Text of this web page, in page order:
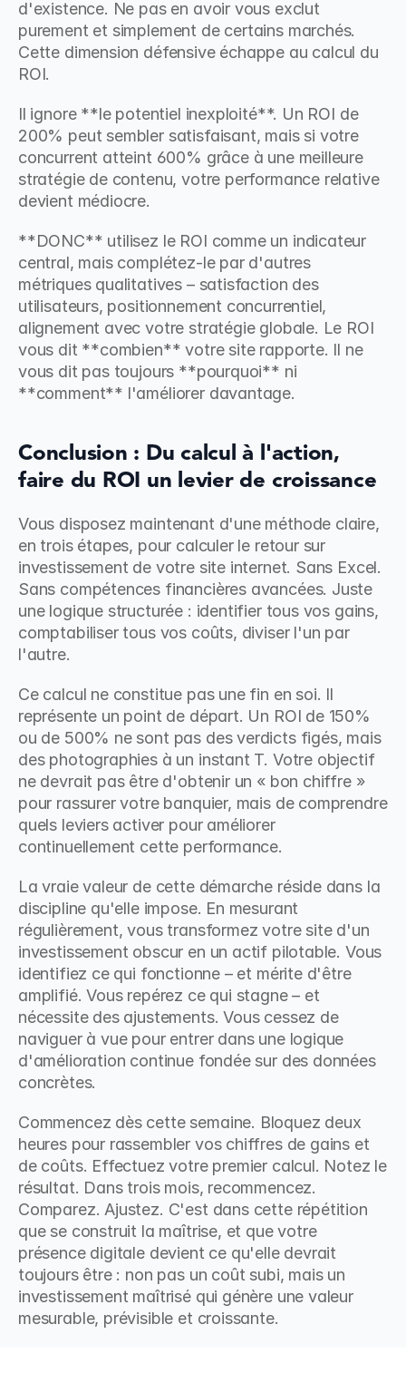
d'existence. Ne pas en avoir vous exclut
purement et simplement de certains marchés.
Cette dimension défensive échappe au calcul du
ROI.
Il ignore **le potentiel inexploité**. Un ROI de
200% peut sembler satisfaisant, mais si votre
concurrent atteint 600% grâce à une meilleure
stratégie de contenu, votre performance relative
devient médiocre.
**DONC** utilisez le ROI comme un indicateur
central, mais complétez-le par d'autres
métriques qualitatives – satisfaction des
utilisateurs, positionnement concurrentiel,
alignement avec votre stratégie globale. Le ROI
vous dit **combien** votre site rapporte. Il ne
vous dit pas toujours **pourquoi** ni
**comment** l'améliorer davantage.
Conclusion : Du calcul à l'action,
faire du ROI un levier de croissance
Vous disposez maintenant d'une méthode claire,
en trois étapes, pour calculer le retour sur
investissement de votre site internet. Sans Excel.
Sans compétences financières avancées. Juste
une logique structurée : identifier tous vos gains,
comptabiliser tous vos coûts, diviser l'un par
l'autre.
Ce calcul ne constitue pas une fin en soi. Il
représente un point de départ. Un ROI de 150%
ou de 500% ne sont pas des verdicts figés, mais
des photographies à un instant T. Votre objectif
ne devrait pas être d'obtenir un « bon chiffre »
pour rassurer votre banquier, mais de comprendre
quels leviers activer pour améliorer
continuellement cette performance.
La vraie valeur de cette démarche réside dans la
discipline qu'elle impose. En mesurant
régulièrement, vous transformez votre site d'un
investissement obscur en un actif pilotable. Vous
identifiez ce qui fonctionne – et mérite d'être
amplifié. Vous repérez ce qui stagne – et
nécessite des ajustements. Vous cessez de
naviguer à vue pour entrer dans une logique
d'amélioration continue fondée sur des données
concrètes.
Commencez dès cette semaine. Bloquez deux
heures pour rassembler vos chiffres de gains et
de coûts. Effectuez votre premier calcul. Notez le
résultat. Dans trois mois, recommencez.
Comparez. Ajustez. C'est dans cette répétition
que se construit la maîtrise, et que votre
présence digitale devient ce qu'elle devrait
toujours être : non pas un coût subi, mais un
investissement maîtrisé qui génère une valeur
mesurable, prévisible et croissante.